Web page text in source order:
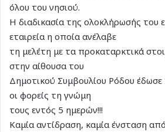
όλου του νησιού.
Η διαδικασία της ολοκλήρωσής του
εταιρεία η οποία ανέλαβε
τη μελέτη με τα προκαταρκτικά
στην αίθουσα του
Δημοτικού Συμβουλίου Ρόδου
οι φορείς τη γνώμη
τους εντός 5 ημερών!!!
Καμία αντίδραση, καμία ένσταση